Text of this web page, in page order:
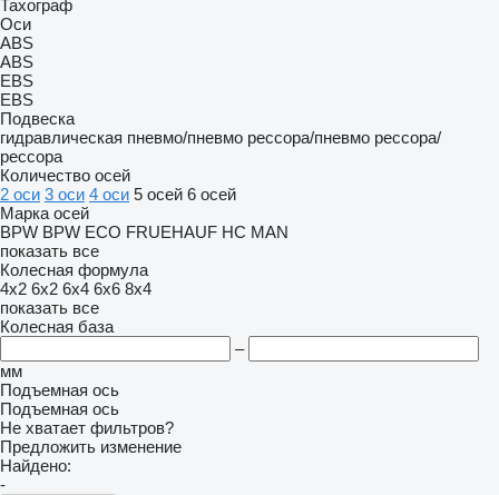
Тахограф
Оси
ABS
ABS
EBS
EBS
Подвеска
гидравлическая пневмо/пневмо рессора/пневмо рессора/
рессора
Количество осей
2 оси 3 оси 4 оси 5 осей 6 осей
Марка осей
BPW BPW ECO FRUEHAUF HC MAN
показать все
Колесная формула
4x2 6x2 6x4 6x6 8x4
показать все
Колесная база
–
мм
Подъемная ось
Подъемная ось
Не хватает фильтров?
Предложить изменение
Найдено:
-